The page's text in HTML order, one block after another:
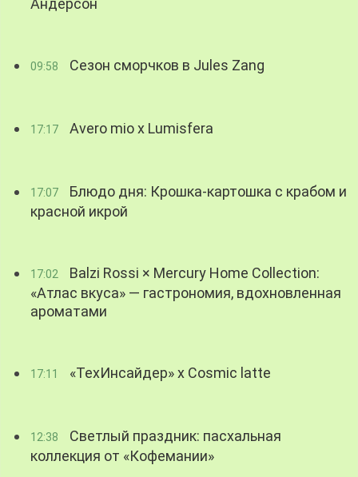
Андерсон
09:58 Сезон сморчков в Jules Zang
17:17 Avero mio x Lumisfera
17:07
Блюдо дня: Крошка-картошка с крабом и
красной икрой
17:02
Balzi Rossi × Mercury Home Collection:
«Атлас вкуса» — гастрономия, вдохновленная
ароматами
17:11 «ТехИнсайдер» х Cosmic latte
12:38
Светлый праздник: пасхальная
коллекция от «Кофемании»